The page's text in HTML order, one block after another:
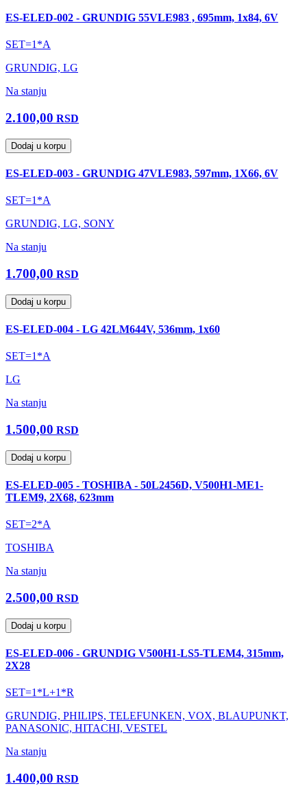
ES-ELED-002 - GRUNDIG 55VLE983 , 695mm, 1x84, 6V
SET=1*A
GRUNDIG, LG
Na stanju
2.100,00 RSD
Dodaj u korpu
ES-ELED-003 - GRUNDIG 47VLE983, 597mm, 1X66, 6V
SET=1*A
GRUNDIG, LG, SONY
Na stanju
1.700,00 RSD
Dodaj u korpu
ES-ELED-004 - LG 42LM644V, 536mm, 1x60
SET=1*A
LG
Na stanju
1.500,00 RSD
Dodaj u korpu
ES-ELED-005 - TOSHIBA - 50L2456D, V500H1-ME1-
TLEM9, 2X68, 623mm
SET=2*A
TOSHIBA
Na stanju
2.500,00 RSD
Dodaj u korpu
ES-ELED-006 - GRUNDIG V500H1-LS5-TLEM4, 315mm,
2X28
SET=1*L+1*R
GRUNDIG, PHILIPS, TELEFUNKEN, VOX, BLAUPUNKT,
PANASONIC, HITACHI, VESTEL
Na stanju
1.400,00 RSD